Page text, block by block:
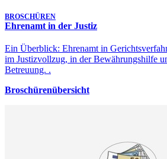
BROSCHÜREN
Ehrenamt in der Justiz
Ein Überblick: Ehrenamt in
im Justizvollzug, in der Bewährungshilfe
Betreuung. .
Broschürenübersicht